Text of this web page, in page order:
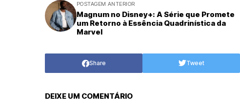
POSTAGEM ANTERIOR
Magnum no Disney+: A Série que Promete
um Retorno à Essência Quadrinística da
Marvel
Share Tweet
DEIXE UM COMENTÁRIO